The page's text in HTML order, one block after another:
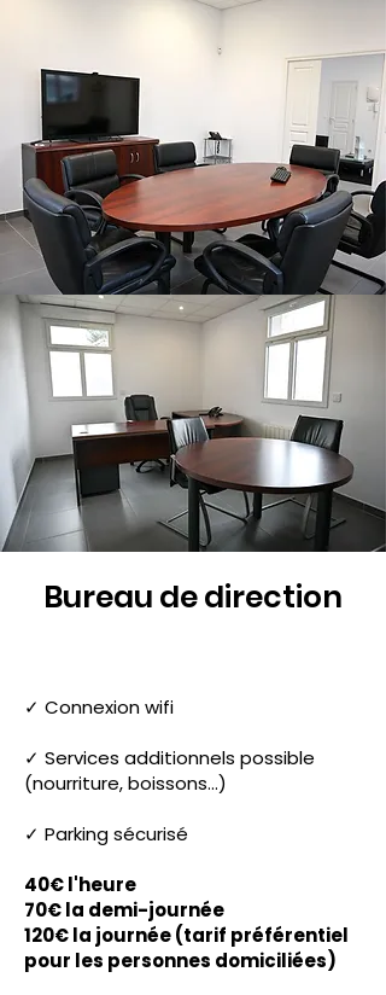
Bureau de direction
✓ Connexion wifi
✓ Services additionnels possible
(nourriture, boissons...)
✓ Parking sécurisé
40€ l'heure
70€ la demi-journée
120€ la journée (tarif préférentiel
pour les personnes domiciliées)